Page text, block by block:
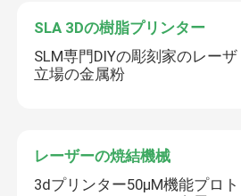
SLA 3Dの樹脂プリンター
SLM専門DIYの彫刻家のレー
立場の金属粉
レーザーの焼結機械
3dプリンター50μM機能プロ